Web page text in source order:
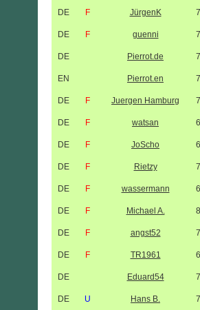
DE F JürgenK
DE F guenni
DE Pierrot.de
EN Pierrot.en
DE F Juergen Hamburg
DE F watsan
DE F JoScho
DE F Rietzy
DE F wassermann
DE F Michael A.
DE F angst52
DE F TR1961
DE Eduard54
DE U Hans B.